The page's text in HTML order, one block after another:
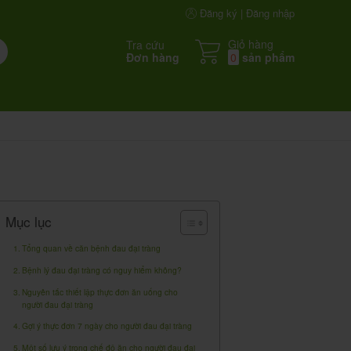
Đăng ký | Đăng nhập
Tra cứu
Đơn hàng
Giỏ hàng
0 sản phẩm
Mục lục
Tổng quan về căn bệnh đau đại tràng
Bệnh lý đau đại tràng có nguy hiểm không?
Nguyên tắc thiết lập thực đơn ăn uống cho
người đau đại tràng
Gợi ý thực đơn 7 ngày cho người đau đại tràng
Một số lưu ý trong chế độ ăn cho người đau đại